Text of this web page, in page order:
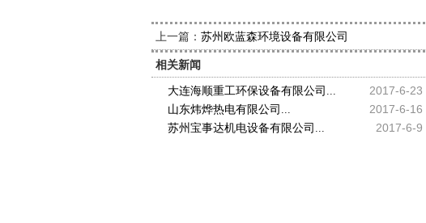
上一篇： 苏州欧蓝森环境设备有限公司
相关新闻
2017-6-23
大连海顺重工环保设备有限公司...
2017-6-16
山东炜烨热电有限公司...
2017-6-9
苏州宝事达机电设备有限公司...